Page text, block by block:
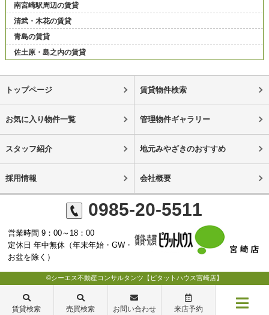
南宮崎駅周辺の賃貸
清武・木花の賃貸
青島の賃貸
佐土原・島之内の賃貸
トップページ 賃貸物件検索
お気に入り物件一覧 管理物件ギャラリー
スタッフ紹介 地元みやざきのおすすめ
採用情報 会社概要
0985-20-5511
営業時間 9：00～18：00
定休日 年中無休（年末年始・GW・
お盆を除く）
©シーエス不動産コンサルタンツ【ピタットハウス宮崎店】
賃貸検索 売買検索 お問い合わせ 来店予約